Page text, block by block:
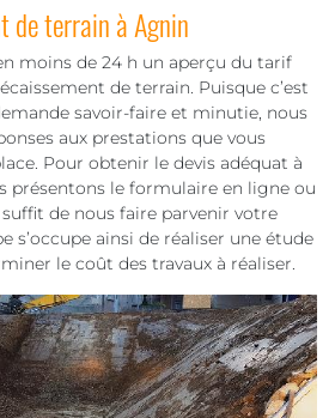
de terrain à Agnin
moins de 24 h un aperçu du tarif
de terrain. Puisque c’est
savoir-faire et minutie, nous
aux prestations que vous
Pour obtenir le devis adéquat à
présentons le formulaire en ligne ou
de nous faire parvenir votre
s’occupe ainsi de réaliser une étude
le coût des travaux à réaliser.